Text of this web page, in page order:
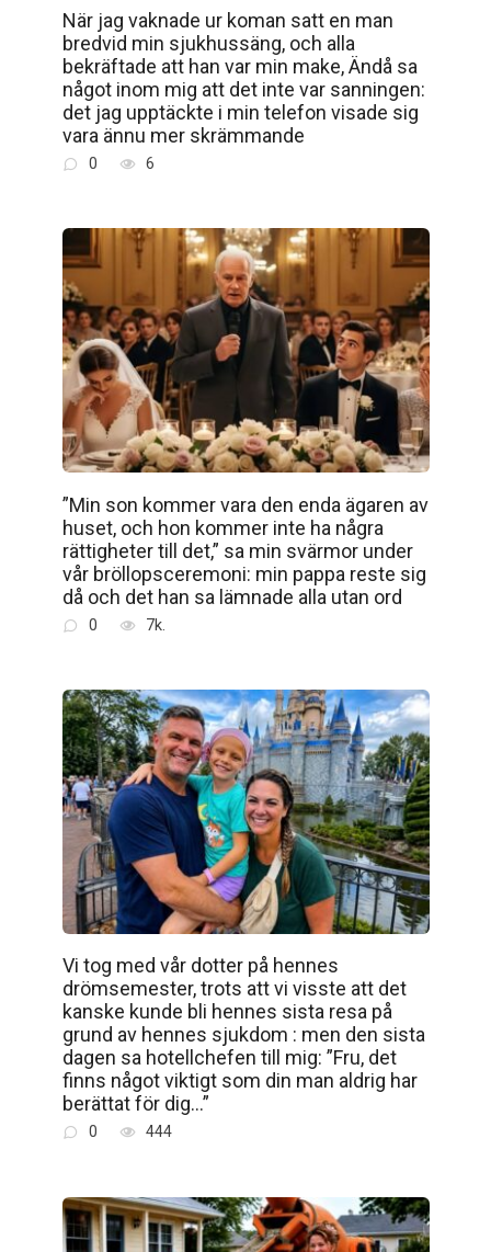
När jag vaknade ur koman satt en man
bredvid min sjukhussäng, och alla
bekräftade att han var min make, Ändå sa
något inom mig att det inte var sanningen:
det jag upptäckte i min telefon visade sig
vara ännu mer skrämmande
0 6
”Min son kommer vara den enda ägaren av
huset, och hon kommer inte ha några
rättigheter till det,” sa min svärmor under
vår bröllopsceremoni: min pappa reste sig
då och det han sa lämnade alla utan ord
0 7k.
Vi tog med vår dotter på hennes
drömsemester, trots att vi visste att det
kanske kunde bli hennes sista resa på
grund av hennes sjukdom : men den sista
dagen sa hotellchefen till mig: ”Fru, det
finns något viktigt som din man aldrig har
berättat för dig…”
0 444